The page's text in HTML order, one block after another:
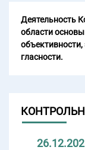
Деятельность
области
гласности.